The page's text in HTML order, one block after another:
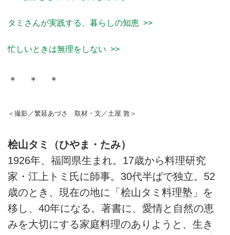
タミさんが実践する、暮らしの知恵 >>
忙しいときは無理をしない >>
＊ ＊ ＊
＜撮影／繁延あづさ 取材・文／土屋 敦＞
桧山タミ（ひやま・たみ）
1926年、福岡県生まれ。17歳から料理研究
家・江上トミ氏に師事。30代半ばで独立。52
歳のとき、現在の地に「桧山タミ料理塾」を
移し、40年になる。著書に、愛情と自然の恵
みを大切にする家庭料理のありようと、生き